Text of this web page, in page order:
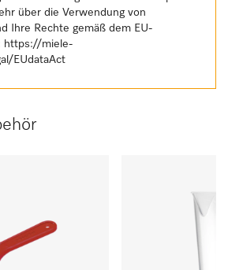
über die Verwendung von
Ihre Rechte gemäß dem EU-
https://miele-
EUdataAct